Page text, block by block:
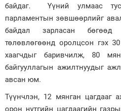
байдаг. Үүний улмаас
парламентын зөвшөөрлийг
байдал зарласан
төлөвлөгөөнд оролцсон гэх
хаагчдыг баривчилж, 80
байгууллагын ажилтнуудыг
авсан юм.
Түүнчлэн, 12 мянган цагдааг
орон нутгийн цагдаагийн